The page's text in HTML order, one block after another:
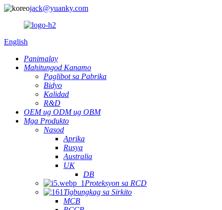
jack@yuanky.com
English
Panimalay
Mahitungod Kanamo
Paglibot sa Pabrika
Bidyo
Kalidad
R&D
OEM ug ODM ug OBM
Mga Produkto
Nasod
Aprika
Rusya
Australia
UK
DB
Proteksyon sa RCD
Tigbungkag sa Sirkito
MCB